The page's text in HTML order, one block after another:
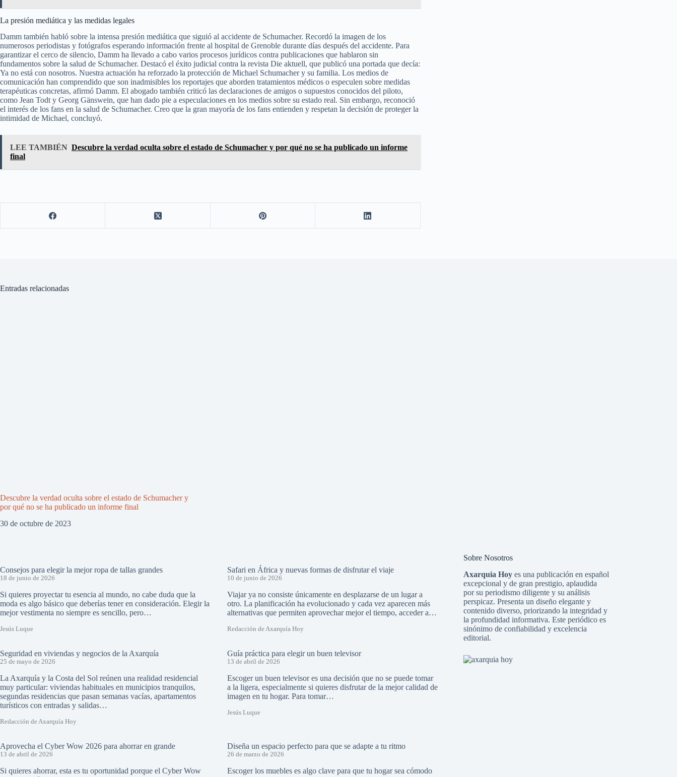
La presión mediática y las medidas legales
Damm también habló sobre la intensa presión mediática que siguió al accidente de Schumacher. Recordó la imagen de los
numerosos periodistas y fotógrafos esperando información frente al hospital de Grenoble durante días después del accidente. Para
garantizar el cerco de silencio, Damm ha llevado a cabo varios procesos jurídicos contra publicaciones que hablaron sin
fundamentos sobre la salud de Schumacher. Destacó el éxito judicial contra la revista Die aktuell, que publicó una portada que decía:
Ya no está con nosotros. Nuestra actuación ha reforzado la protección de Michael Schumacher y su familia. Los medios de
comunicación han comprendido que son inadmisibles los reportajes que aborden tratamientos médicos o especulen sobre medidas
terapéuticas concretas, afirmó Damm. El abogado también criticó las declaraciones de amigos o supuestos conocidos del piloto,
como Jean Todt y Georg Gänswein, que han dado pie a especulaciones en los medios sobre su estado real. Sin embargo, reconoció
el interés de los fans en la salud de Schumacher. Creo que la gran mayoría de los fans entienden y respetan la decisión de proteger la
intimidad de Michael, concluyó.
LEE TAMBIÉN Descubre la verdad oculta sobre el estado de Schumacher y por qué no se ha publicado un informe
final
Entradas relacionadas
Descubre la verdad oculta sobre el estado de Schumacher y
por qué no se ha publicado un informe final
30 de octubre de 2023
Consejos para elegir la mejor ropa de tallas grandes
18 de junio de 2026
Si quieres proyectar tu esencia al mundo, no cabe duda que la
moda es algo básico que deberías tener en consideración. Elegir la
mejor vestimenta no siempre es sencillo, pero…
Jesús Luque
Safari en África y nuevas formas de disfrutar el viaje
10 de junio de 2026
Viajar ya no consiste únicamente en desplazarse de un lugar a
otro. La planificación ha evolucionado y cada vez aparecen más
alternativas que permiten aprovechar mejor el tiempo, acceder a…
Redacción de Axarquía Hoy
Seguridad en viviendas y negocios de la Axarquía
25 de mayo de 2026
La Axarquía y la Costa del Sol reúnen una realidad residencial
muy particular: viviendas habituales en municipios tranquilos,
segundas residencias que pasan semanas vacías, apartamentos
turísticos con entradas y salidas…
Redacción de Axarquía Hoy
Guía práctica para elegir un buen televisor
13 de abril de 2026
Escoger un buen televisor es una decisión que no se puede tomar
a la ligera, especialmente si quieres disfrutar de la mejor calidad de
imagen en tu hogar. Para tomar…
Jesús Luque
Aprovecha el Cyber Wow 2026 para ahorrar en grande
13 de abril de 2026
Si quieres ahorrar, esta es tu oportunidad porque el Cyber Wow
Diseña un espacio perfecto para que se adapte a tu ritmo
26 de marzo de 2026
Escoger los muebles es algo clave para que tu hogar sea cómodo
Sobre Nosotros
Axarquia Hoyes una publicación en español
excepcional y de gran prestigio, aplaudida
por su periodismo diligente y su análisis
perspicaz. Presenta un diseño elegante y
contenido diverso, priorizando la integridad y
la profundidad informativa. Este periódico es
sinónimo de confiabilidad y excelencia
editorial.